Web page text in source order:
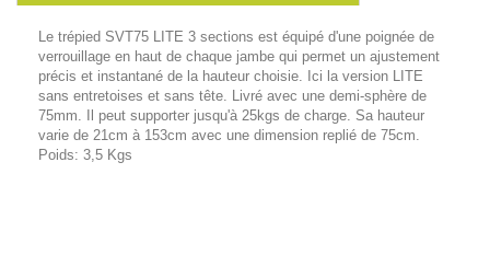
Le trépied SVT75 LITE 3 sections est équipé d'une poignée de
verrouillage en haut de chaque jambe qui permet un ajustement
précis et instantané de la hauteur choisie. Ici la version LITE
sans entretoises et sans tête. Livré avec une demi-sphère de
75mm. Il peut supporter jusqu'à 25kgs de charge. Sa hauteur
varie de 21cm à 153cm avec une dimension replié de 75cm.
Poids: 3,5 Kgs